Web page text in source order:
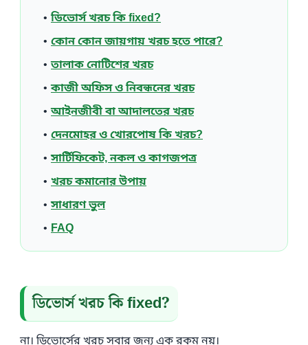
ডিভোর্স খরচ কি fixed?
কোন কোন জায়গায় খরচ হতে পারে?
তালাক নোটিশের খরচ
কাজী অফিস ও নিবন্ধনের খরচ
আইনজীবী বা আদালতের খরচ
দেনমোহর ও খোরপোষ কি খরচ?
সার্টিফিকেট, নকল ও কাগজপত্র
খরচ কমানোর উপায়
সাধারণ ভুল
FAQ
ডিভোর্স খরচ কি fixed?
না। ডিভোর্সের খরচ সবার জন্য এক রকম নয়।